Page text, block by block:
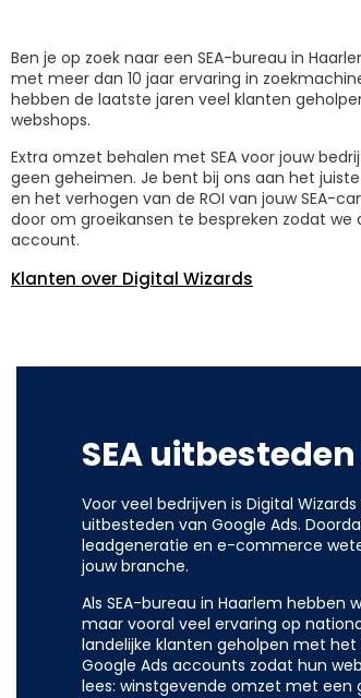
Ben je op zoek naar een SEA-bureau in
met meer dan 10 jaar ervaring in
hebben de laatste jaren veel klanten
webshops.
Extra omzet behalen met SEA voor jouw
geen geheimen. Je bent bij ons aan het
en het verhogen van de ROI van jouw SEA-
door om groeikansen te bespreken zodat
account.
Klanten over Digital Wizards
SEA
Voor veel bedrijven is Digital
uitbesteden van Google Ads.
leadgeneratie en e-commerce
jouw branche.
Als SEA-bureau in Haarlem hebben
maar vooral veel ervaring op
landelijke klanten geholpen met
Google Ads accounts zodat hun
lees: winstgevende omzet met een